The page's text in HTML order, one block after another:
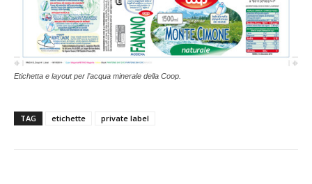
Etichetta e layout per l’acqua minerale della Coop.
TAG etichette private label